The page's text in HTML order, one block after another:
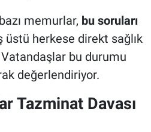
memurlar, bu soruları
üstü herkese direkt sağlık
bu durumu
değerlendiriyor.
Tazminat Davası